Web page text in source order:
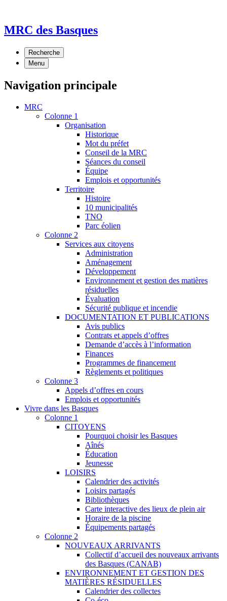
MRC des Basques
Recherche
Menu
Navigation principale
MRC
Colonne 1
Organisation
Historique
Mot du préfet
Conseil de la MRC
Séances du conseil
Équipe
Emplois et opportunités
Territoire
Histoire
10 municipalités
TNO
Parc éolien
Colonne 2
Services aux citoyens
Administration
Aménagement
Développement
Environnement et gestion des matières
résiduelles
Évaluation
Sécurité publique et incendie
DOCUMENTATION ET PUBLICATIONS
Avis publics
Contrats et appels d’offres
Demande d’accès à l’information
Finances
Programmes de financement
Règlements et politiques
Colonne 3
Appels d’offres en cours
Emplois et opportunités
Vivre dans les Basques
Colonne 1
CITOYENS
Pourquoi choisir les Basques
Aînés
Éducation
Jeunesse
LOISIRS
Calendrier des activités
Loisirs partagés
Bibliothèques
Carte interactive des lieux de plein air
Horaire de la piscine
Équipements partagés
Colonne 2
NOUVEAUX ARRIVANTS
Collectif d’accueil des nouveaux arrivants
des Basques (CANAB)
ENVIRONNEMENT ET GESTION DES
MATIÈRES RÉSIDUELLES
Calendrier des collectes